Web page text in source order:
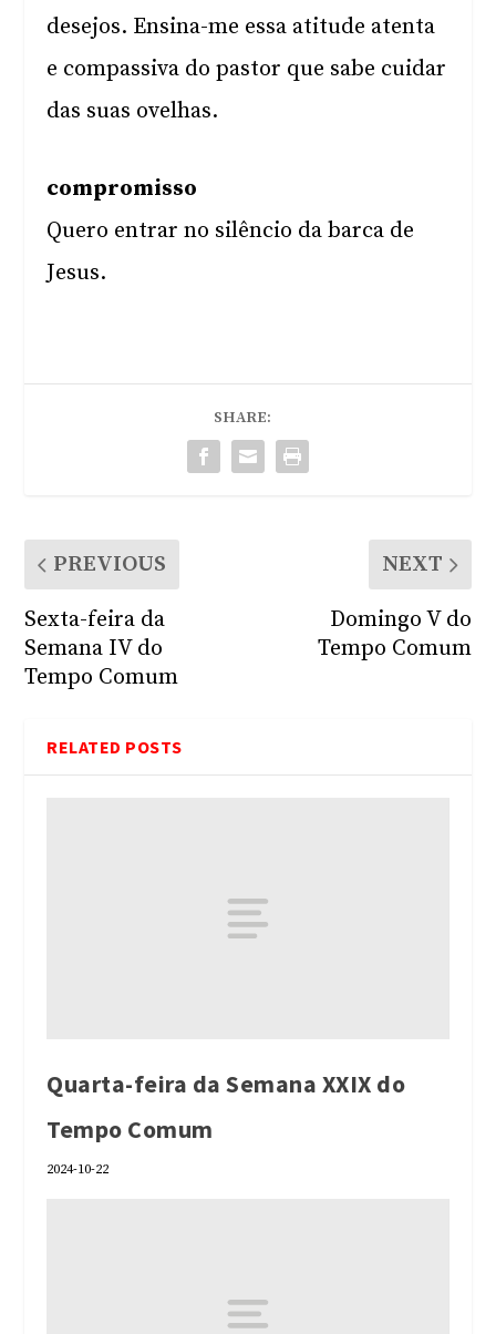
desejos. Ensina-me essa atitude atenta
e compassiva do pastor que sabe cuidar
das suas ovelhas.
compromisso
Quero entrar no silêncio da barca de
Jesus.
SHARE:
PREVIOUS
Sexta-feira da
Semana IV do
Tempo Comum
NEXT
Domingo V do
Tempo Comum
RELATED POSTS
Quarta-feira da Semana XXIX do
Tempo Comum
2024-10-22